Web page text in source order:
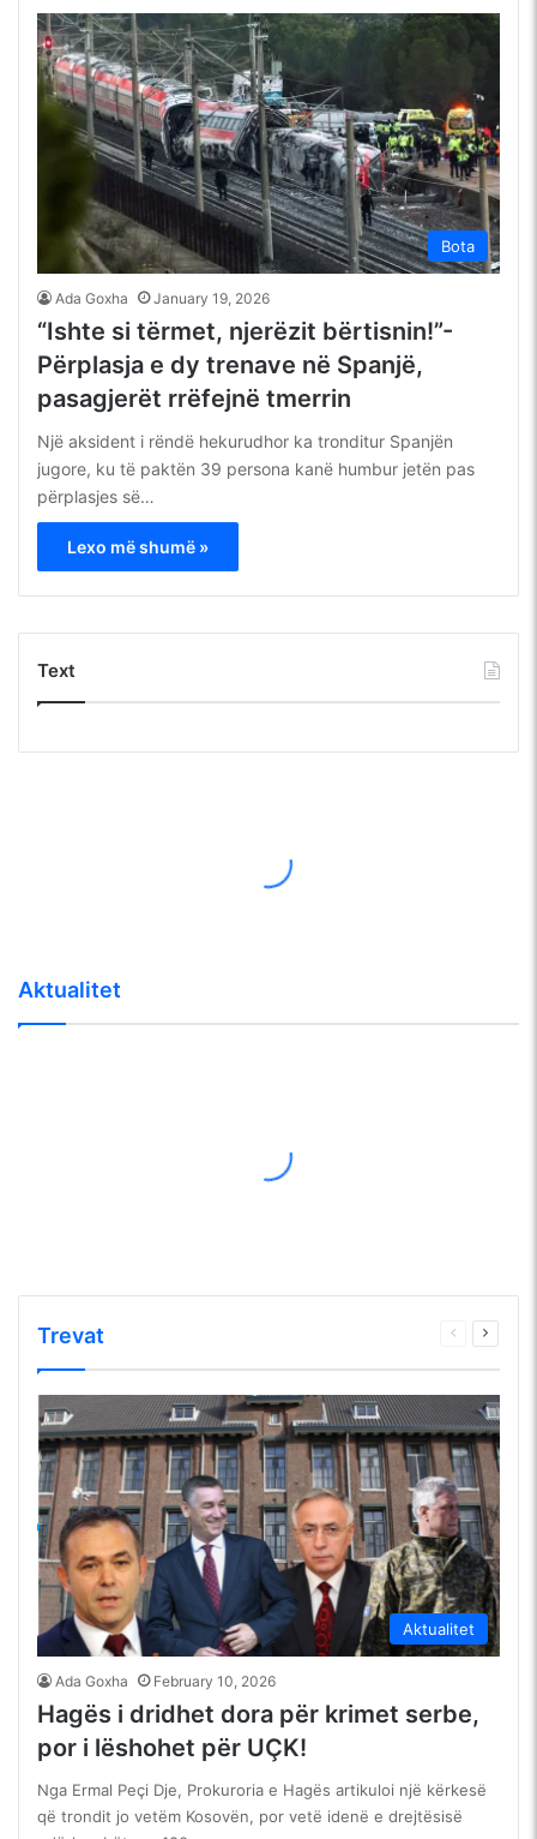
Bota
Ada Goxha January 19, 2026
“Ishte si tërmet, njerëzit bërtisnin!”-
Përplasja e dy trenave në Spanjë,
pasagjerët rrëfejnë tmerrin
Një aksident i rëndë hekurudhor ka tronditur Spanjën
jugore, ku të paktën 39 persona kanë humbur jetën pas
përplasjes së…
Lexo më shumë »
Text
Aktualitet
Trevat
Faqja
Aktualitet
Ada Goxha February 10, 2026
Hagës i dridhet dora për krimet serbe,
por i lëshohet për UÇK!
Nga Ermal Peçi Dje, Prokuroria e Hagës artikuloi një kërkesë
që trondit jo vetëm Kosovën, por vetë idenë e drejtësisë